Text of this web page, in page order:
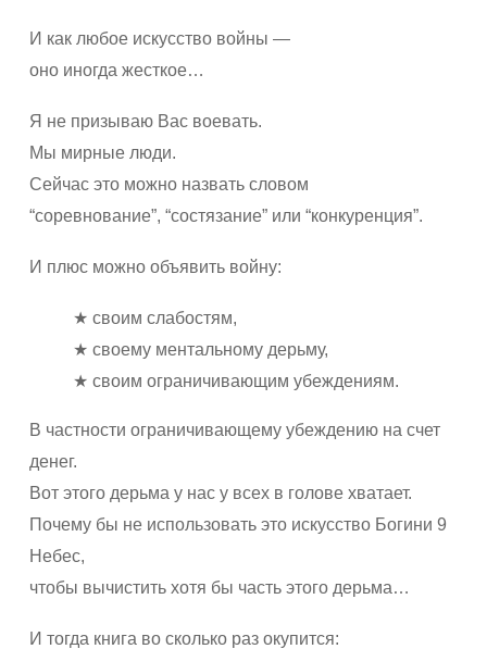
И как любое искусство войны —
оно иногда жесткое…
Я не призываю Вас воевать.
Мы мирные люди.
Сейчас это можно назвать словом
“соревнование”, “состязание” или “конкуренция”.
И плюс можно объявить войну:
★ своим слабостям,
★ своему ментальному дерьму,
★ своим ограничивающим убеждениям.
В частности ограничивающему убеждению на счет
денег.
Вот этого дерьма у нас у всех в голове хватает.
Почему бы не использовать это искусство Богини 9
Небес,
чтобы вычистить хотя бы часть этого дерьма…
И тогда книга во сколько раз окупится: